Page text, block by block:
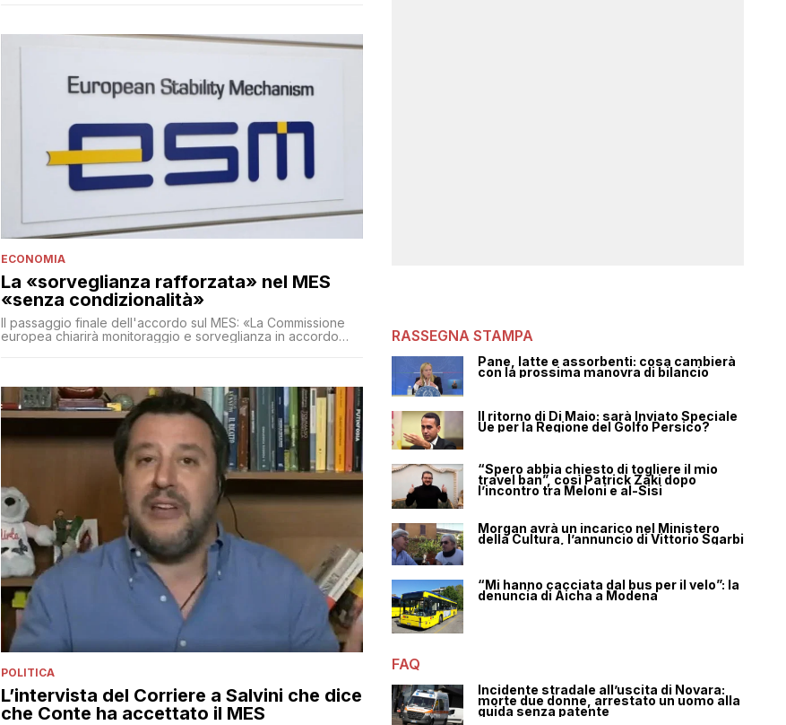
ECONOMIA
La «sorveglianza rafforzata» nel MES
«senza condizionalità»
Il passaggio finale dell'accordo sul MES: «La Commissione
europea chiarirà monitoraggio e sorveglianza in accordo
e della Bce. Un richiamo alla vecchia Troika (manca l’Fmi)
che in teoria potrebbe portare alla richiesta di un doloroso
programma di aggiustamento macroeconomico
POLITICA
L’intervista del Corriere a Salvini che dice
che Conte ha accettato il MES
RASSEGNA STAMPA
Pane, latte e assorbenti: cosa cambierà
con la prossima manovra di bilancio
Il ritorno di Di Maio: sarà Inviato Speciale
Ue per la Regione del Golfo Persico?
“Spero abbia chiesto di togliere il mio
travel ban”, così Patrick Zaki dopo
l’incontro tra Meloni e al-Sisi
Morgan avrà un incarico nel Ministero
della Cultura, l’annuncio di Vittorio Sgarbi
“Mi hanno cacciata dal bus per il velo”: la
denuncia di Aicha a Modena
FAQ
Incidente stradale all’uscita di Novara:
morte due donne, arrestato un uomo alla
guida senza patente